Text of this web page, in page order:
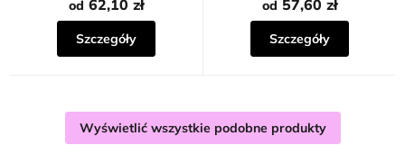
od 62,10 zł
Szczegóły
od 57,60 zł
Szczegóły
Wyświetlić wszystkie podobne produkty